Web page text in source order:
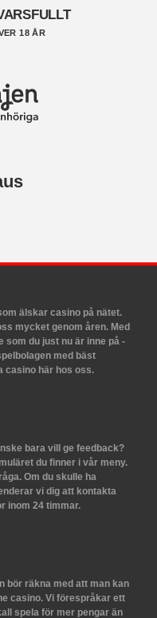
18 ÅR
älskar casino på nätet.
mycket genom åren. Med
som du just nu är inne på -
med bäst
casino här hos oss.
bara vill ge feedback?
du finner i vår meny.
Om du skulle ha
vi dig att kontakta
inom 24 timmar.
bör räkna med att man kan
casino. Vi förespråkar ett
spela för mer pengar än